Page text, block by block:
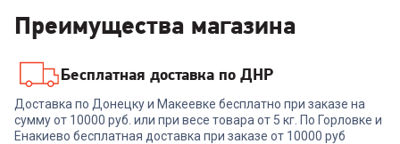
Ноутбук MAIBENBEN M645
(M6450B140LU4E11)
00-00014911
Ноутбук MAIBENBEN M647
(M6470B140LU4E11)
Преимущества магазина
Бесплатная доставка по ДНР
Доставка по Донецку и Макеевке бесплатно при заказе на
сумму от 10000 руб. или при весе товара от 5 кг. По Горловке и
Енакиево бесплатная доставка при заказе от 10000 руб